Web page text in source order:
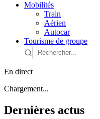
Mobilités
Train
Aérien
Autocar
Tourisme de groupe
En direct
Chargement...
Dernières actus